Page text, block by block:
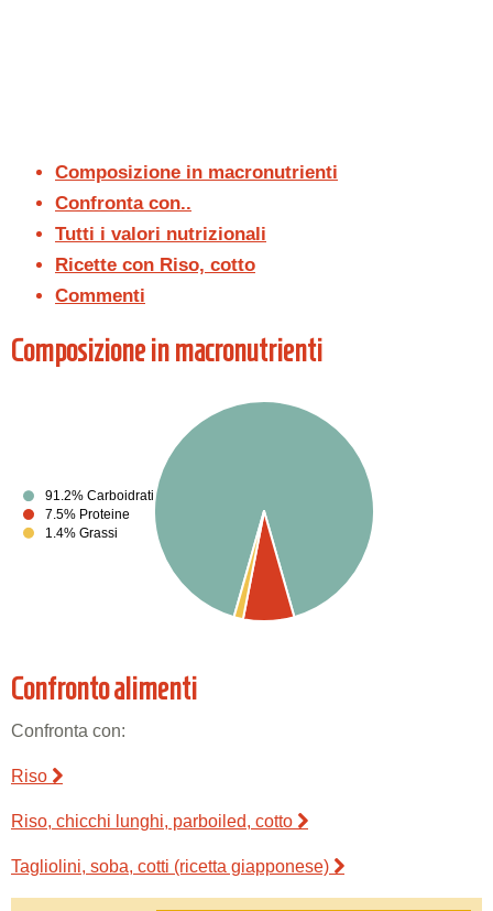
Composizione in macronutrienti
Confronta con..
Tutti i valori nutrizionali
Ricette con Riso, cotto
Commenti
Composizione in macronutrienti
91.2% Carboidrati
7.5% Proteine
1.4% Grassi
Confronto alimenti
Confronta con:
Riso
Riso, chicchi lunghi, parboiled, cotto
Tagliolini, soba, cotti (ricetta giapponese)